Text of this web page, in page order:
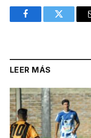
FacebookTwitter
LEER MÁS